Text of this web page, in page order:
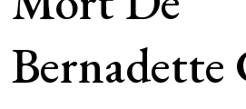
Bernadette